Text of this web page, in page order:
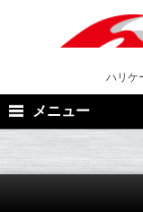
ハリケ
メニュー